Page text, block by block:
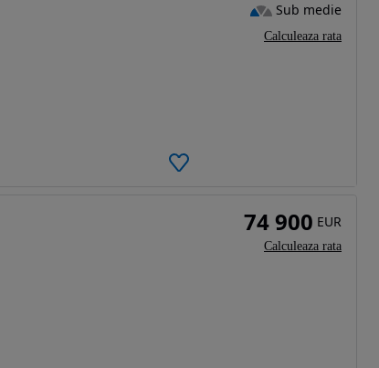
Sub medie
Calculeaza rata
74 900 EUR
Calculeaza rata